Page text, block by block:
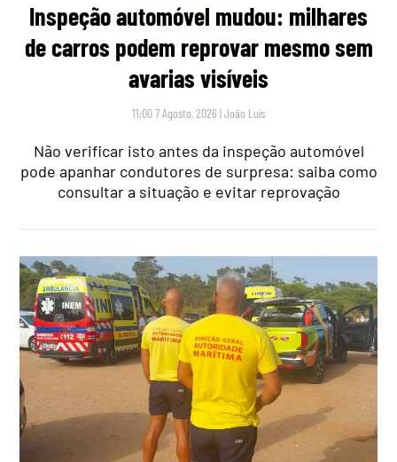
Inspeção automóvel mudou: milhares
de carros podem reprovar mesmo sem
avarias visíveis
11:00 7 Agosto, 2026 |João Luís
Não verificar isto antes da inspeção automóvel
pode apanhar condutores de surpresa: saiba como
consultar a situação e evitar reprovação